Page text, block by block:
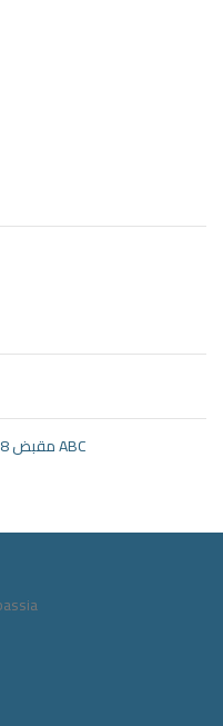
مقبض 38مم مط*لامع شمعدان ABC